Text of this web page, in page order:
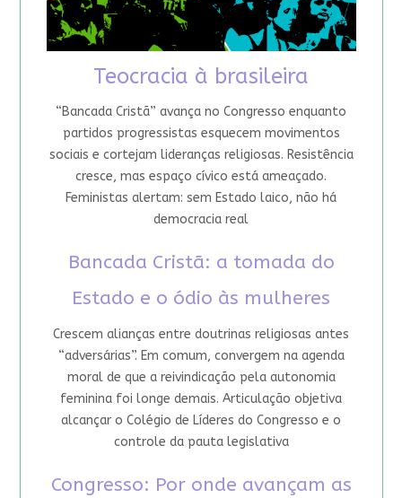
Teocracia à brasileira
“Bancada Cristã” avança no Congresso enquanto
partidos progressistas esquecem movimentos
sociais e cortejam lideranças religiosas. Resistência
cresce, mas espaço cívico está ameaçado.
Feministas alertam: sem Estado laico, não há
democracia real
Bancada Cristã: a tomada do
Estado e o ódio às mulheres
Crescem alianças entre doutrinas religiosas antes
“adversárias”. Em comum, convergem na agenda
moral de que a reivindicação pela autonomia
feminina foi longe demais. Articulação objetiva
alcançar o Colégio de Líderes do Congresso e o
controle da pauta legislativa
Congresso: Por onde avançam as